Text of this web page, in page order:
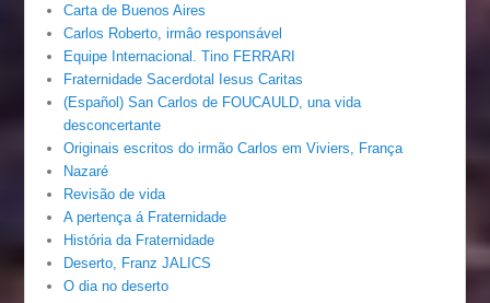
Carta de Buenos Aires
Carlos Roberto, irmâo responsável
Equipe Internacional. Tino FERRARI
Fraternidade Sacerdotal Iesus Caritas
(Español) San Carlos de FOUCAULD, una vida
desconcertante
Originais escritos do irmão Carlos em Viviers, França
Nazaré
Revisão de vida
A pertença á Fraternidade
História da Fraternidade
Deserto, Franz JALICS
O dia no deserto